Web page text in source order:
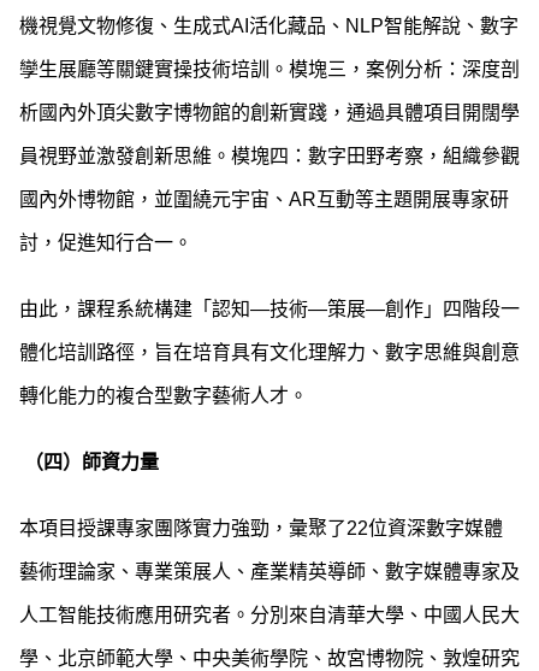
機視覺文物修復、生成式AI活化藏品、NLP智能解說、數字
孿生展廳等關鍵實操技術培訓。模塊三，案例分析：深度剖
析國內外頂尖數字博物館的創新實踐，通過具體項目開闊學
員視野並激發創新思維。模塊四：數字田野考察，組織參觀
國內外博物館，並圍繞元宇宙、AR互動等主題開展專家研
討，促進知行合一。
由此，課程系統構建「認知—技術—策展—創作」四階段一
體化培訓路徑，旨在培育具有文化理解力、數字思維與創意
轉化能力的複合型數字藝術人才。
（四）師資力量
本項目授課專家團隊實力強勁，彙聚了22位資深數字媒體
藝術理論家、專業策展人、產業精英導師、數字媒體專家及
人工智能技術應用研究者。分別來自清華大學、中國人民大
學、北京師範大學、中央美術學院、故宮博物院、敦煌研究